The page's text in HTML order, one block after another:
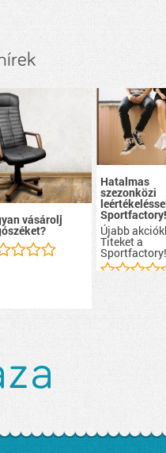
vásárolj
Hatalmas
szezonközi
Sportfactory!
Újabb
Titeket a
Sportfactory!